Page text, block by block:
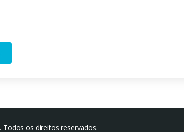
. Todos os direitos reservados.